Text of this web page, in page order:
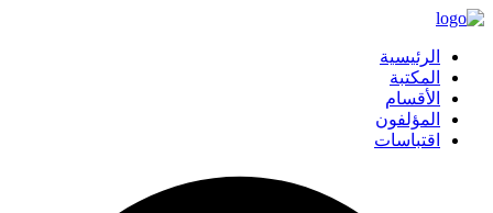
الرئيسية
المكتبة
الأقسام
المؤلفون
اقتباسات